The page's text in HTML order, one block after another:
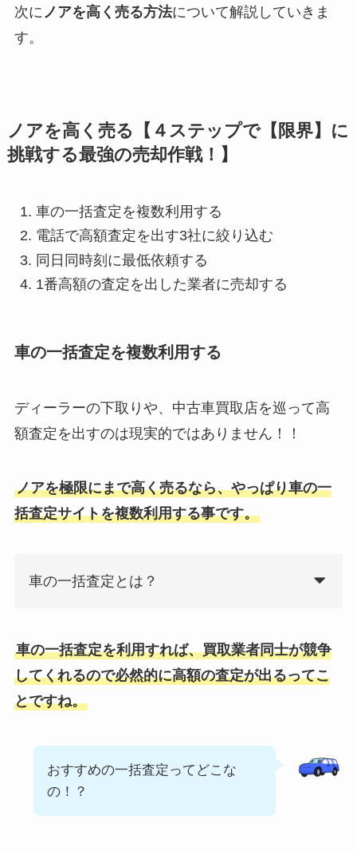
次に ノアを高く売る方法について解説していきま
す。
ノアを高く売る【４ステップで【限界】に
挑戦する最強の売却作戦！】
車の一括査定を複数利用する
電話で高額査定を出す3社に絞り込む
同日同時刻に最低依頼する
1番高額の査定を出した業者に売却する
車の一括査定を複数利用する
ディーラーの下取りや、中古車買取店を巡って高
額査定を出すのは現実的ではありません！！
ノアを極限にまで高く売るなら、やっぱり車の一
括査定サイトを複数利用する事です。
車の一括査定とは？
車の一括査定を利用すれば、買取業者同士が競争
してくれるので必然的に高額の査定が出るってこ
とですね。
おすすめの一括査定ってどこな
の！？